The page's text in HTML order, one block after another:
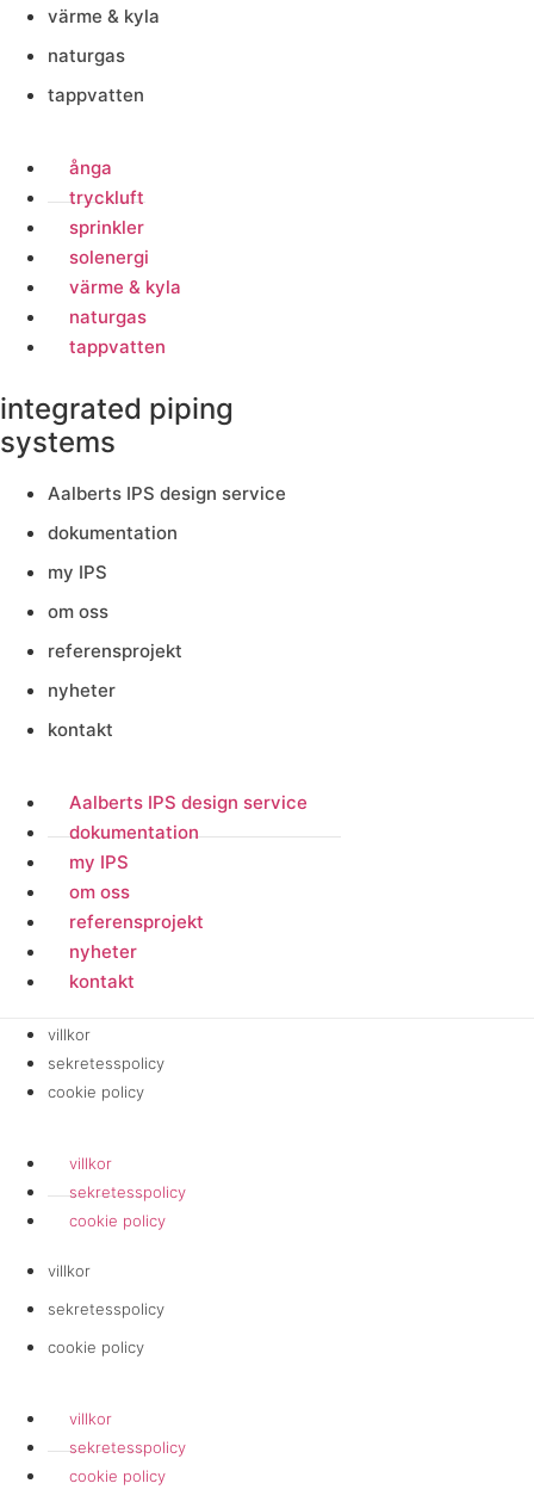
värme & kyla
naturgas
tappvatten
ånga
tryckluft
sprinkler
solenergi
värme & kyla
naturgas
tappvatten
integrated piping
systems
Aalberts IPS design service
dokumentation
my IPS
om oss
referensprojekt
nyheter
kontakt
Aalberts IPS design service
dokumentation
my IPS
om oss
referensprojekt
nyheter
kontakt
villkor
sekretesspolicy
cookie policy
villkor
sekretesspolicy
cookie policy
villkor
sekretesspolicy
cookie policy
villkor
sekretesspolicy
cookie policy